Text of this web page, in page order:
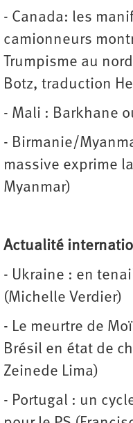
- Canada: les
camionneurs
Trumpisme au
Botz, traduction
- Mali : Barkhane
- Birmanie/
massive exprime
Myanmar)
Actualité
- Ukraine : en
(Michelle Verdier)
- Le meurtre de
Brésil en état de
Zeinede Lima)
- Portugal : un